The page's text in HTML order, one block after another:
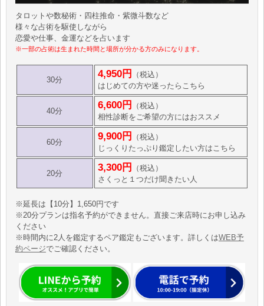
タロットや数秘術・四柱推命・紫微斗数など
様々な占術を駆使しながら
恋愛や仕事、金運などを占います
※一部の占術は生まれた時間と場所が分かる方のみになります。
30分
4,950円
（税込）
はじめての方や迷ったらこちら
40分
6,600円
（税込）
相性診断をご希望の方にはおススメ
60分
9,900円
（税込）
じっくりたっぷり鑑定したい方はこちら
20分
3,300円
（税込）
さくっと１つだけ聞きたい人
※延長は【10分】1,650円です
※20分プランは指名予約ができません。直接ご来店時にお申し込み
ください
※時間内に2人を鑑定するペア鑑定もございます。詳しくはWEB予
約ページでご確認ください。